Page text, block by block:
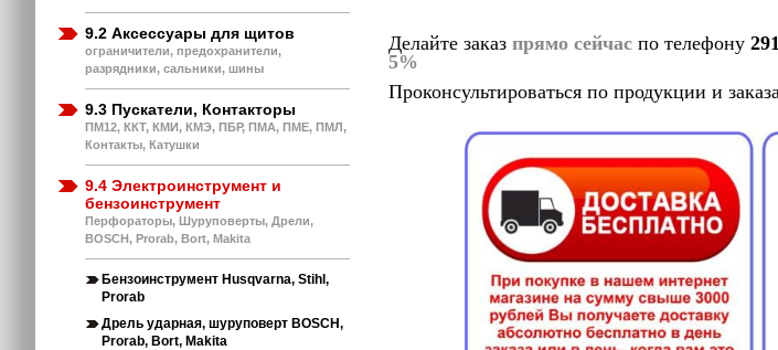
9.2 Аксессуары для щитов
ограничители, предохранители,
разрядники, сальники, шины
9.3 Пускатели, Контакторы
ПМ12, ККТ, КМИ, КМЭ, ПБР, ПМА, ПМЕ, ПМЛ,
Контакты, Катушки
9.4 Электроинструмент и
бензоинструмент
Перфораторы, Шуруповерты, Дрели,
BOSCH, Prorab, Bort, Makita
Бензоинструмент Husqvarna, Stihl,
Prorab
Дрель ударная, шуруповерт BOSCH,
Prorab, Bort, Makita
Делайте заказ прямо сейчас по телефону
5%
Проконсультироваться по продукции и